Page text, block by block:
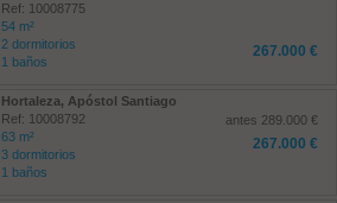
Ref: 10008775
54 m²
2 dormitorios
1 baños
267.000 €
Hortaleza, Apóstol Santiago
Ref: 10008792
63 m²
3 dormitorios
1 baños
antes 289.000 €
267.000 €